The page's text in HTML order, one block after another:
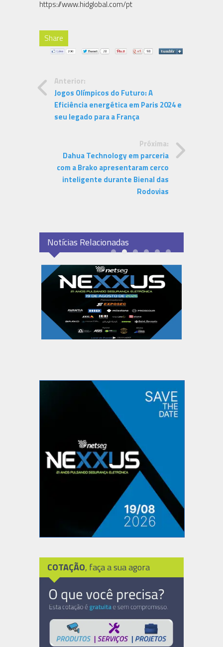
https://www.hidglobal.com/pt
Share
Anterior:
Jogos Olímpicos do Futuro: A
Eficiência energética em Paris 2024 e
seu legado para a França
Próxima:
Dahua Technology em parceria
com a Brako apresentaram cerco
inteligente durante Bienal das
Rodovias
Notícias Relacionadas
COTAÇÃO, faça a sua agora